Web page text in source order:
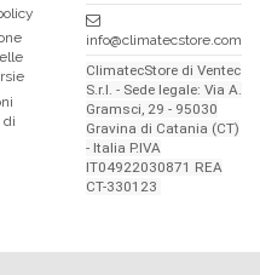
di
info@climatecstore.com
ClimatecStore di Ventec
S.r.l. - Sede legale: Via A.
Gramsci, 29 - 95030
Gravina di Catania (CT)
- Italia P.IVA
IT04922030871 REA
CT-330123